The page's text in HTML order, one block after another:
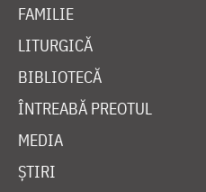
FAMILIE
LITURGICĂ
BIBLIOTECĂ
ÎNTREABĂ PREOTUL
MEDIA
ȘTIRI